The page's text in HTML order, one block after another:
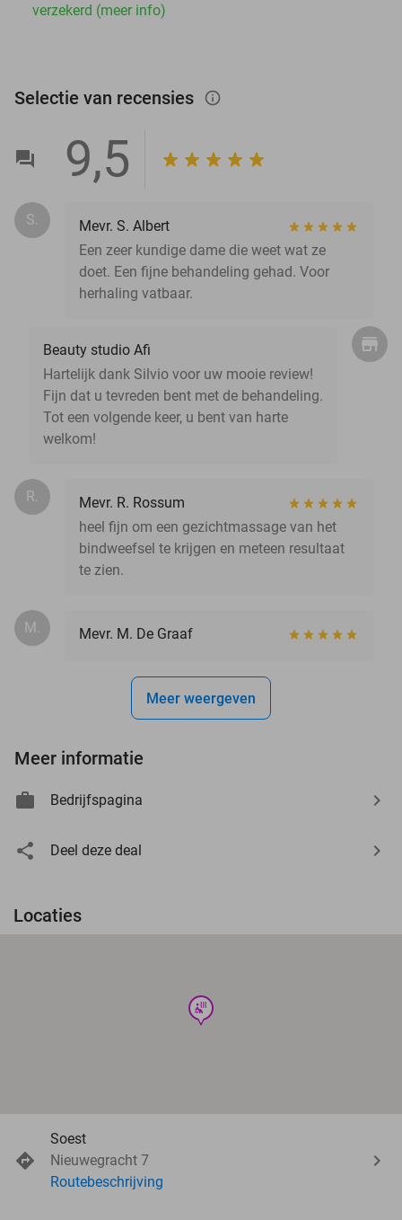
verzekerd (meer info)
Selectie van recensies info_outlined
9,5
S.
Mevr. S. Albert
Een zeer kundige dame die weet wat ze
doet. Een fijne behandeling gehad. Voor
herhaling vatbaar.
Beauty studio Afi
Hartelijk dank Silvio voor uw mooie review!
Fijn dat u tevreden bent met de behandeling.
Tot een volgende keer, u bent van harte
welkom!
R.
Mevr. R. Rossum
heel fijn om een gezichtmassage van het
bindweefsel te krijgen en meteen resultaat
te zien.
M. Mevr. M. De Graaf
Meer weergeven
Meer informatie
Bedrijfspagina
Deel deze deal
Locaties
wellness
Soest
Nieuwegracht 7
Routebeschrijving